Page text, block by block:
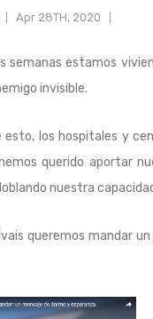
Apr 28TH, 2020
semanas estamos
invisible.
esto, los hospitales y
querido aportar
nuestra
queremos mandar